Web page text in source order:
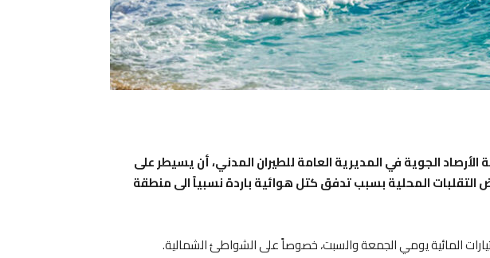
الجوية في المديرية العامة للطيران المدني، أن يسيطر على
المحلية بسبب تدفق كتل هوائية باردة نسبياً الى منطقة
المائية يومي الجمعة والسبت، خصوصاً على الشواطئ الشمالية.